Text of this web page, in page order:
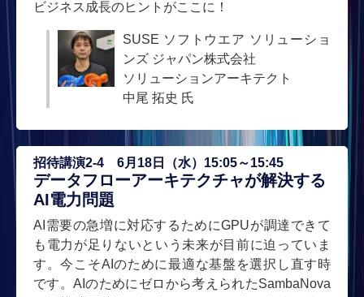
ビジネス成長のヒントがここに！
SUSE ソフトウエア ソリューショ
ンズ ジャパン株式会社
ソリューションアーキテクト
中尾 拓史 氏
招待講演2-4 6月18日（水）15:05～15:45
データフローアーキテクチャが解決する
AI電力問題
AI需要の急増に対応するためにGPUが調達できて
も電力が足りないという未来が目前に迫っていま
す。今こそAIのために最適な基盤を選択し直す時
です。AIのためにゼロから考えられたSambaNova